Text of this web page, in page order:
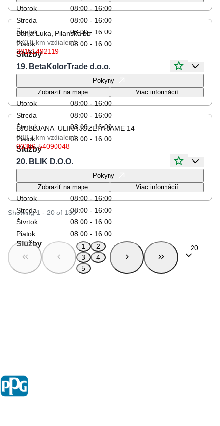
Utorok
08:00 - 16:00
Streda
08:00 - 16:00
Štvrtok
08:00 - 16:00
Piatok
08:00 - 16:00
Služby
Banja Luka, Pilanska bb
670.8 km vzdialené
38151492119
19. BetaKolorTrade d.o.o.
Pondelok
08:00 - 16:00
Utorok
08:00 - 16:00
Streda
08:00 - 16:00
Štvrtok
08:00 - 16:00
Piatok
08:00 - 16:00
Služby
Pokyny
Zobraziť na mape
Viac informácií
LJUBLJANA, ULIKA JOZETA JAME 14
688.7 km vzdialené
00386-54090048
20. BLIK D.O.O.
Pondelok
08:00 - 16:00
Utorok
08:00 - 16:00
Streda
08:00 - 16:00
Štvrtok
08:00 - 16:00
Piatok
08:00 - 16:00
Služby
Pokyny
Zobraziť na mape
Viac informácií
Showing 1 - 20 of 130
1
2
3
4
5
20